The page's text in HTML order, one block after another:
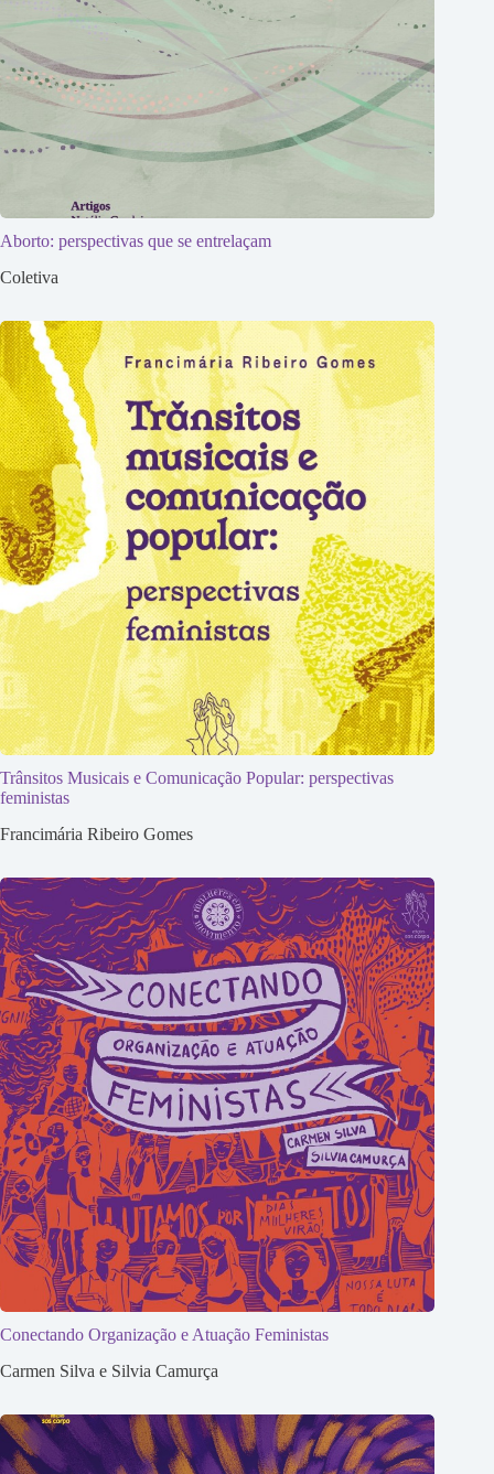
Aborto: perspectivas que se entrelaçam
Coletiva
Trânsitos Musicais e Comunicação Popular: perspectivas
feministas
Francimária Ribeiro Gomes
Conectando Organização e Atuação Feministas
Carmen Silva e Silvia Camurça